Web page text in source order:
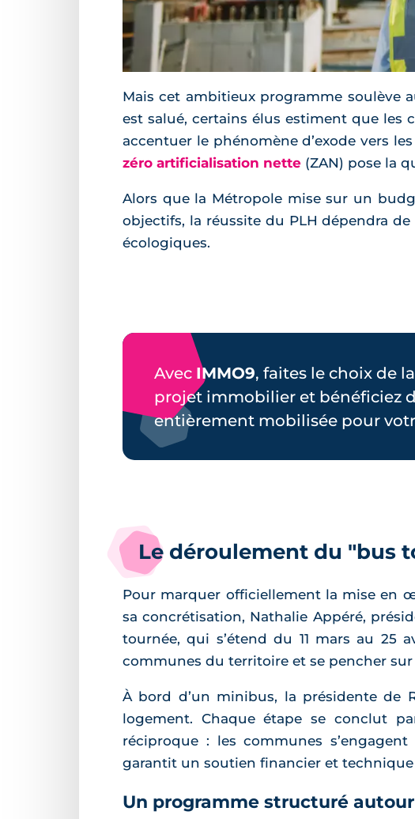
Mais cet ambitieux programme soulève
est salué, certains élus estiment que les
accentuer le phénomène d’exode vers
zéro artificialisation nette (ZAN) pose la
Alors que la Métropole mise sur un
objectifs, la réussite du PLH dépendra
écologiques.
Avec IMMO9, faites le choix de la
projet immobilier et bénéficiez
entièrement mobilisée pour
Le déroulement du "bus
Pour marquer officiellement la mise en
sa concrétisation, Nathalie Appéré,
tournée, qui s’étend du 11 mars au 25
communes du territoire et se pencher
À bord d’un minibus, la présidente de
logement. Chaque étape se conclut
réciproque : les communes
garantit un soutien financier et technique
Un programme structuré